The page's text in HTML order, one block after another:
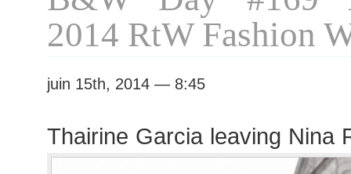
Moncler
Gamme
2014 RtW Fashion
juin 15th, 2014 — 8:45
Thairine Garcia leaving Nina